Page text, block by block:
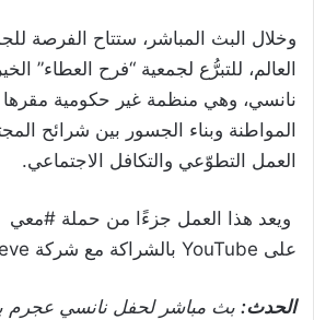
وخلال البث المباشر، ستتاح الفرصة
العالم، للتبرُّع لجمعية “فرح العطاء”
نانسي، وهي منظمة غير حكومية مقرها
المواطنة وبناء الجسور بين شرائح
العمل التطوّعي والتكافل الاجتماعي.
ويعد هذا العمل جزءًا من حملة #معي
على YouTube بالشراكة مع شركة
الحدث: بث مباشر لحفل نانسي عجرم